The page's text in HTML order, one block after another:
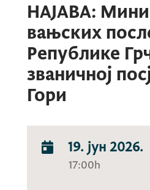
НАЈАВА:
вањских
Републике
званичној
Гори
19. јун 2026.
17:00h